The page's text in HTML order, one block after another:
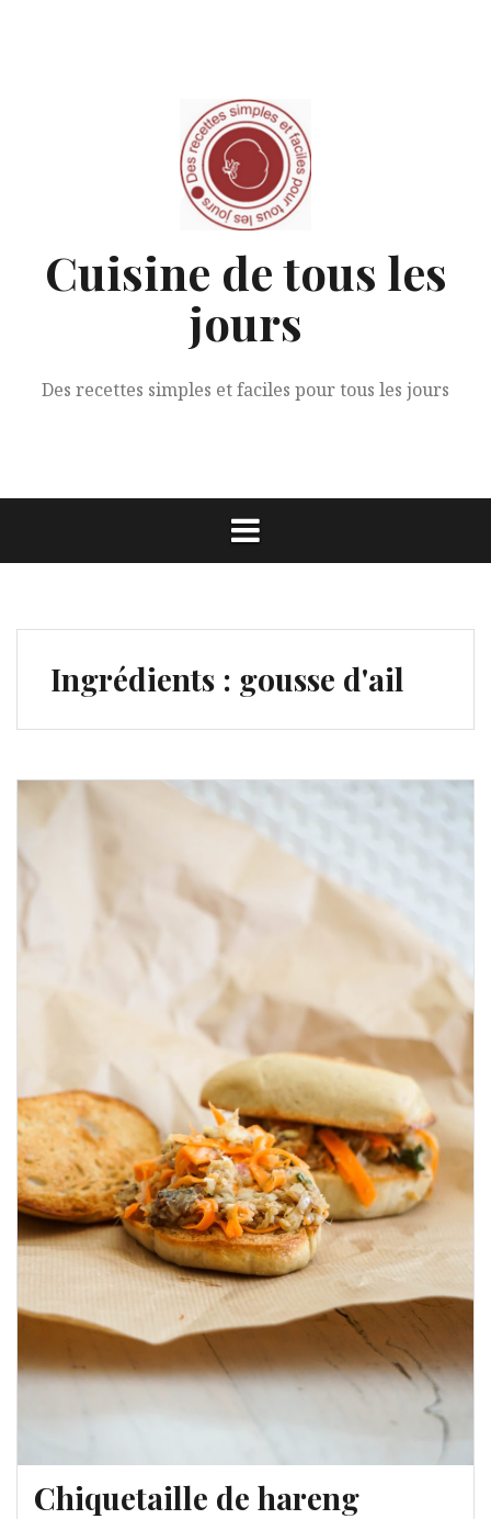
Cuisine de tous les
jours
Des recettes simples et faciles pour tous les jours
Ingrédients : gousse d'ail
Chiquetaille de hareng